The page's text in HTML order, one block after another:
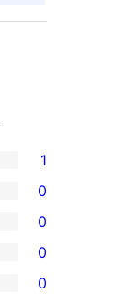
1
0
0
0
0